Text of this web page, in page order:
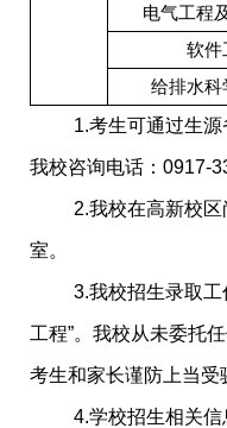
电气工程
软件
给排水科
1.考生可通过生
我校咨询电话： 0917-
2.我校在高新校
室。
3.我校招生录取
工程”。我校从未委托
考生和家长谨防上当受
4.学校招生相关